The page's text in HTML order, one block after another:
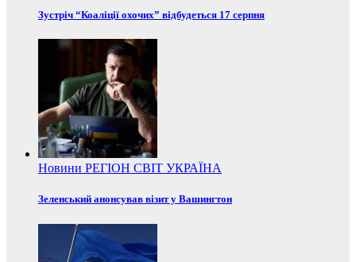
Зустріч “Коаліції охочих” відбудеться 17 серпня
Новини РЕГІОН СВІТ УКРАЇНА
Зеленський анонсував візит у Вашингтон